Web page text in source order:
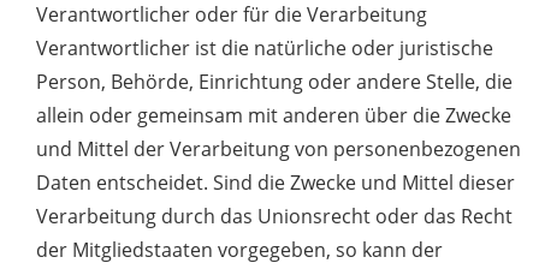
Verantwortlicher oder für die Verarbeitung
Verantwortlicher ist die natürliche oder juristische
Person, Behörde, Einrichtung oder andere Stelle, die
allein oder gemeinsam mit anderen über die Zwecke
und Mittel der Verarbeitung von personenbezogenen
Daten entscheidet. Sind die Zwecke und Mittel dieser
Verarbeitung durch das Unionsrecht oder das Recht
der Mitgliedstaaten vorgegeben, so kann der